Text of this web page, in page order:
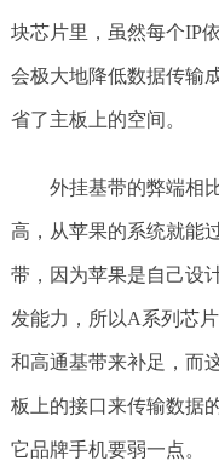
块芯片里，虽然每个IP
会极大地降低数据传输
省了主板上的空间。
外挂基带的弊端相
高，从苹果的系统就能
带，因为苹果是自己设
发能力，所以A系列芯
和高通基带来补足，而
板上的接口来传输数据
它品牌手机要弱一点。